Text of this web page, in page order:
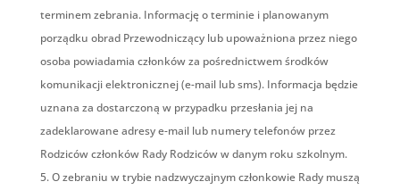
terminem zebrania. Informację o terminie i planowanym
porządku obrad Przewodniczący lub upoważniona przez niego
osoba powiadamia członków za pośrednictwem środków
komunikacji elektronicznej (e-mail lub sms). Informacja będzie
uznana za dostarczoną w przypadku przesłania jej na
zadeklarowane adresy e-mail lub numery telefonów przez
Rodziców członków Rady Rodziców w danym roku szkolnym.
O zebraniu w trybie nadzwyczajnym członkowie Rady muszą